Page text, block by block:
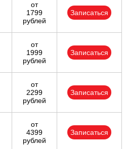
от
1799
рублей
Записаться
от
1999
рублей
Записаться
от
2299
рублей
Записаться
от
4399
рублей
Записаться